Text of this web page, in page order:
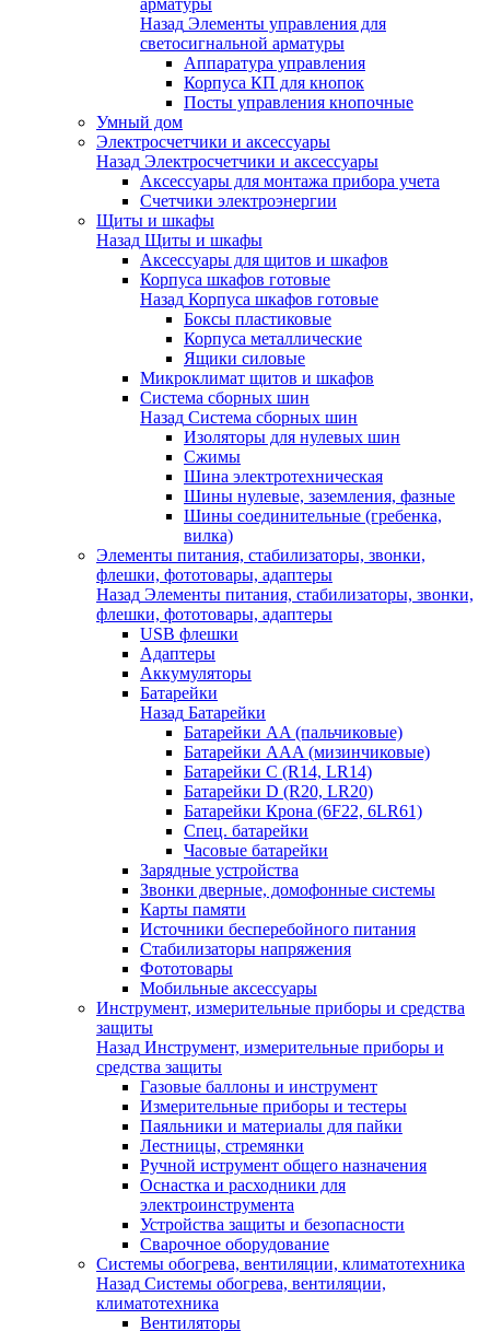
арматуры
Назад Элементы управления для
светосигнальной арматуры
Аппаратура управления
Корпуса КП для кнопок
Посты управления кнопочные
Умный дом
Электросчетчики и аксессуары
Назад Электросчетчики и аксессуары
Аксессуары для монтажа прибора учета
Счетчики электроэнергии
Щиты и шкафы
Назад Щиты и шкафы
Аксессуары для щитов и шкафов
Корпуса шкафов готовые
Назад Корпуса шкафов готовые
Боксы пластиковые
Корпуса металлические
Ящики силовые
Микроклимат щитов и шкафов
Система сборных шин
Назад Система сборных шин
Изоляторы для нулевых шин
Сжимы
Шина электротехническая
Шины нулевые, заземления, фазные
Шины соединительные (гребенка,
вилка)
Элементы питания, стабилизаторы, звонки,
флешки, фототовары, адаптеры
Назад Элементы питания, стабилизаторы, звонки,
флешки, фототовары, адаптеры
USB флешки
Адаптеры
Аккумуляторы
Батарейки
Назад Батарейки
Батарейки AA (пальчиковые)
Батарейки AAA (мизинчиковые)
Батарейки C (R14, LR14)
Батарейки D (R20, LR20)
Батарейки Крона (6F22, 6LR61)
Спец. батарейки
Часовые батарейки
Зарядные устройства
Звонки дверные, домофонные системы
Карты памяти
Источники бесперебойного питания
Стабилизаторы напряжения
Фототовары
Мобильные аксессуары
Инструмент, измерительные приборы и средства
защиты
Назад Инструмент, измерительные приборы и
средства защиты
Газовые баллоны и инструмент
Измерительные приборы и тестеры
Паяльники и материалы для пайки
Лестницы, стремянки
Ручной иструмент общего назначения
Оснастка и расходники для
электроинструмента
Устройства защиты и безопасности
Сварочное оборудование
Системы обогрева, вентиляции, климатотехника
Назад Системы обогрева, вентиляции,
климатотехника
Вентиляторы